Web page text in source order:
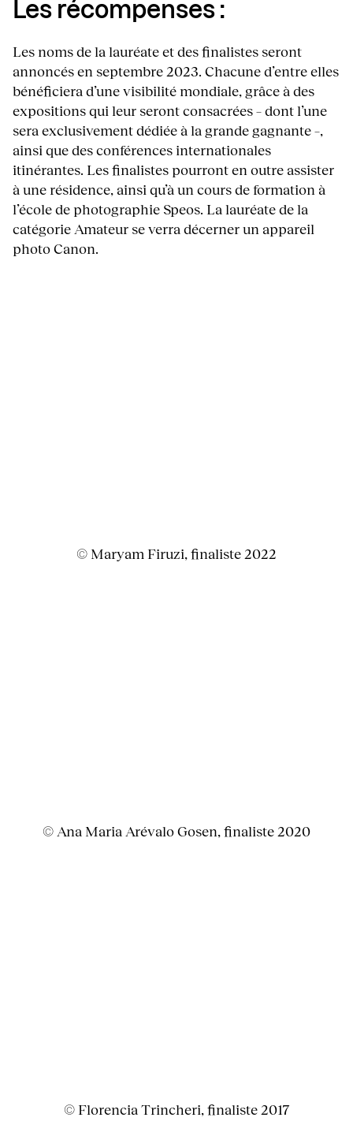
Les récompenses :
Les noms de la lauréate et des finalistes seront
annoncés en septembre 2023. Chacune d’entre elles
bénéficiera d’une visibilité mondiale, grâce à des
expositions qui leur seront consacrées – dont l’une
sera exclusivement dédiée à la grande gagnante –,
ainsi que des conférences internationales
itinérantes. Les finalistes pourront en outre assister
à une résidence, ainsi qu’à un cours de formation à
l’école de photographie Speos. La lauréate de la
catégorie Amateur se verra décerner un appareil
photo Canon.
© Maryam Firuzi, finaliste 2022
© Ana Maria Arévalo Gosen, finaliste 2020
© Florencia Trincheri, finaliste 2017